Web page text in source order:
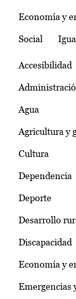
Temas
Economía y
Social
Accesibilidad
Agua
Agricultura y
Cultura
Dependencia
Deporte
Desarrollo
Discapacidad
Economía y
Emergencias